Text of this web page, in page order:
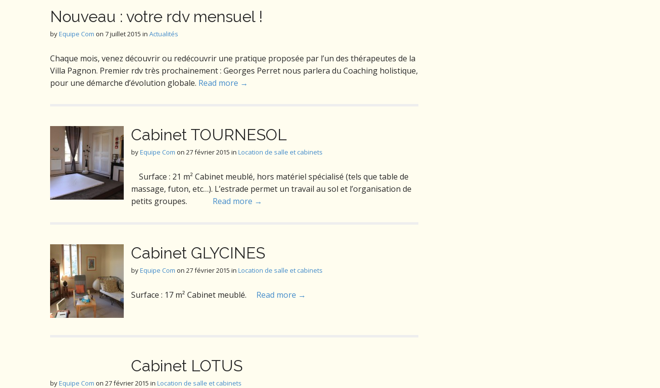
Nouveau : votre rdv mensuel !
byEquipe Com on 7 juillet 2015 in Actualités
Chaque mois, venez découvrir ou redécouvrir une pratique proposée par l’un des thérapeutes de la
Villa Pagnon. Premier rdv très prochainement : Georges Perret nous parlera du Coaching holistique,
pour une démarche d’évolution globale. Read more →
Cabinet TOURNESOL
byEquipe Com on 27 février 2015 in Location de salle et cabinets
Surface : 21 m² Cabinet meublé, hors matériel spécialisé (tels que table de
massage, futon, etc…). L’estrade permet un travail au sol et l’organisation de
petits groupes. Read more →
Cabinet GLYCINES
byEquipe Com on 27 février 2015 in Location de salle et cabinets
Surface : 17 m² Cabinet meublé. Read more →
Cabinet LOTUS
byEquipe Com on 27 février 2015 in Location de salle et cabinets